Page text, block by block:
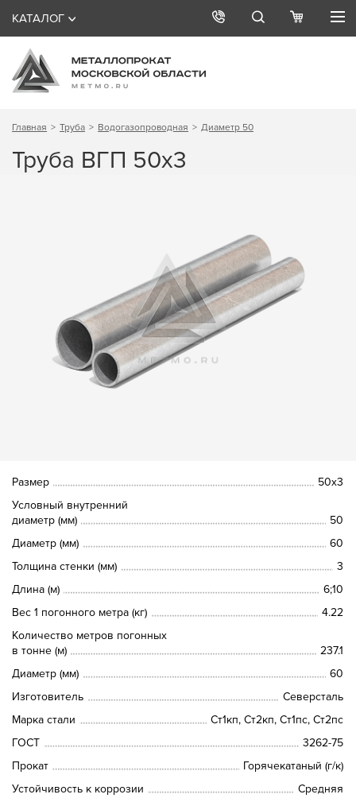
КАТАЛОГ
Главная Труба Водогазопроводная Диаметр 50
Труба ВГП 50х3
Размер
50х3
Условный внутренний
диаметр (мм)
50
Диаметр (мм)
60
Толщина стенки (мм)
3
Длина (м)
6;10
Вес 1 погонного метра (кг)
4.22
Количество метров погонных
в тонне (м)
237.1
Диаметр (мм)
60
Изготовитель
Северсталь
Марка стали
Ст1кп, Ст2кп, Ст1пс, Ст2пс
ГОСТ
3262-75
Прокат
Горячекатаный (г/к)
Устойчивость к коррозии
Средняя